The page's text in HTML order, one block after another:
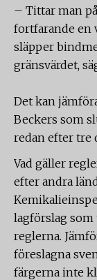
– Tittar man
fortfarande en
släpper
gränsvärdet,
Det kan
Beckers som
redan efter tre
Vad gäller
efter andra
lagförslag som
reglerna.
föreslagna
färgerna inte